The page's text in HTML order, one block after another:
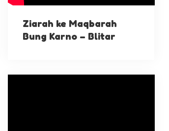
Ziarah ke Maqbarah
Bung Karno – Blitar